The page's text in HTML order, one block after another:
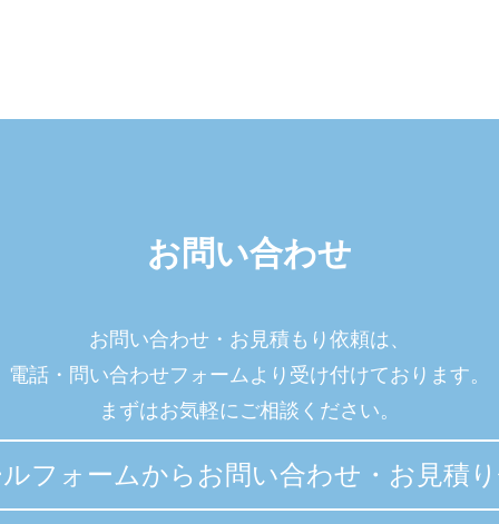
お問い合わせ
お問い合わせ・お見積もり依頼は、
電話・問い合わせフォームより受け付けております。
まずはお気軽にご相談ください。
フォームからお問い合わせ・お見積